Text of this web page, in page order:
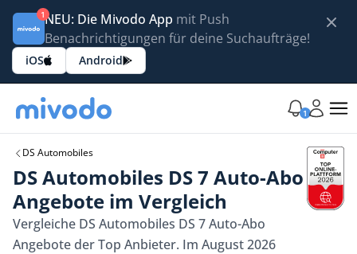
1NEU: Die Mivodo App mit Push
Benachrichtigungen für deine Suchaufträge!
iOS Android
1
DS Automobiles
DS Automobiles DS 7 Auto-Abo
Angebote im Vergleich
Vergleiche DS Automobiles DS 7 Auto-Abo
Angebote der Top Anbieter. Im August 2026